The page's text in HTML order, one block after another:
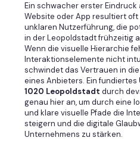
Ein schwacher erster Eindruck
Website oder App resultiert oft
unklaren Nutzerführung, die
in der Leopoldstadt frühzeitig
Wenn die visuelle Hierarchie
Interaktionselemente nicht
schwindet das Vertrauen in
eines Anbieters. Ein fundiertes
1020 Leopoldstadt durch
genau hier an, um durch eine
und klare visuelle Pfade die
steigern und die digitale
Unternehmens zu stärken.